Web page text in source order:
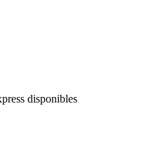
disponibles